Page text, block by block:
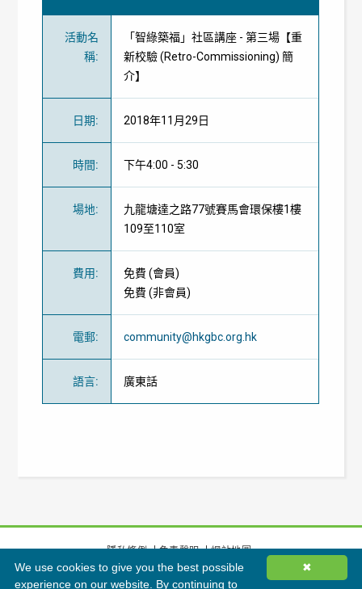
活動名
稱:
「智綠築福」社區講座 - 第三場【重
新校驗 (Retro-Commissioning) 簡
介】
日期: 2018年11月29日
時間: 下午4:00 - 5:30
場地:
九龍塘達之路77號賽馬會環保樓1樓
109至110室
費用: 免費 (會員)
免費 (非會員)
電郵: community@hkgbc.org.hk
語言: 廣東話
隱私條例 免責聲明
網站地圖
©2026香港綠色建築議會有限公司版權所有 ✖
We use cookies to give you the best possible
experience on our website. By continuing to